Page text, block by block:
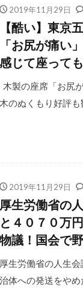
2019年11月29日
【酷い】東京
「お尻が痛い
感じて座って
木製の座席「お尻
木のぬくもり好評
2019年11月29日
厚生労働省の
と４０７０万
物議！国会で
厚生労働省の人生
治体への発送をや